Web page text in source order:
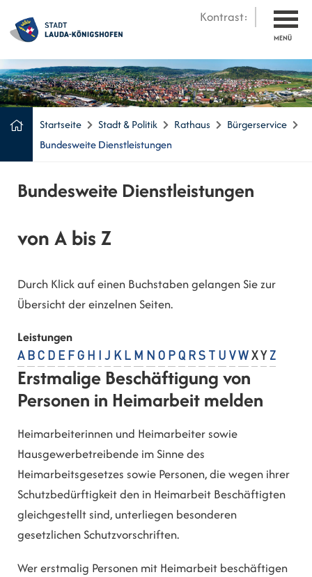
Kontrast:
MENÜ
Startseite Stadt & Politik Rathaus
Bürgerservice
Bundesweite Dienstleistungen
Bundesweite Dienstleistungen
von A bis Z
Durch Klick auf einen Buchstaben gelangen Sie zur
Übersicht der einzelnen Seiten.
Leistungen
A B C D E F G H J K L M N O P Q R S U V W X Y Z
Erstmalige Beschäftigung von
Personen in Heimarbeit melden
Heimarbeiterinnen und Heimarbeiter sowie
Hausgewerbetreibende im Sinne des
Heimarbeitsgesetzes sowie Personen, die wegen ihrer
Schutzbedürftigkeit den in Heimarbeit Beschäftigten
gleichgestellt sind, unterliegen besonderen
gesetzlichen Schutzvorschriften.
Wer erstmalig Personen mit Heimarbeit beschäftigen